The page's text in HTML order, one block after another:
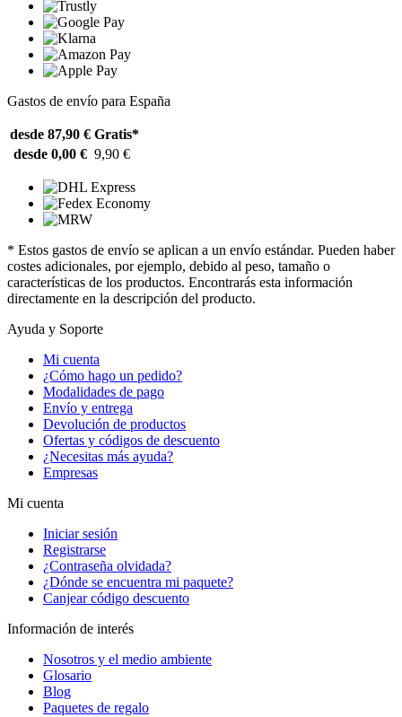
Gastos de envío para España
desde 87,90 € Gratis*
desde 0,00 € 9,90 €
* Estos gastos de envío se aplican a un envío estándar. Pueden haber
costes adicionales, por ejemplo, debido al peso, tamaño o
características de los productos. Encontrarás esta información
directamente en la descripción del producto.
Ayuda y Soporte
Mi cuenta
¿Cómo hago un pedido?
Modalidades de pago
Envío y entrega
Devolución de productos
Ofertas y códigos de descuento
¿Necesitas más ayuda?
Empresas
Mi cuenta
Iniciar sesión
Registrarse
¿Contraseña olvidada?
¿Dónde se encuentra mi paquete?
Canjear código descuento
Información de interés
Nosotros y el medio ambiente
Glosario
Blog
Paquetes de regalo